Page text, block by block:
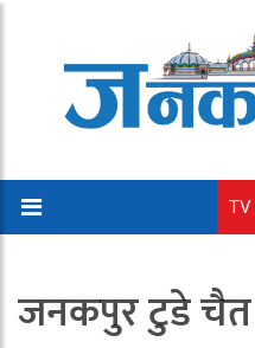
TV
जनकपुर टुडे चैत